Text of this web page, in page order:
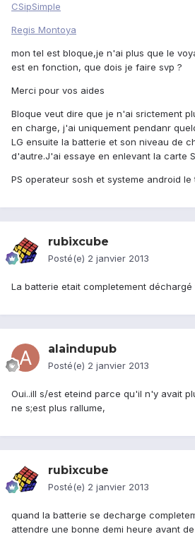
CSipSimple
Regis Montoya
mon tel est bloque,je n'ai plus que le
est en fonction, que dois je faire svp ?
Merci pour vos aides
Bloque veut dire que je n'ai srictement
en charge, j'ai uniquement pendanr
LG ensuite la batterie et son niveau de
d'autre.J'ai essaye en enlevant la carte
PS operateur sosh et systeme android le
rubixcube
Posté(e) 2 janvier 2013
La batterie etait completement déchargé
alaindupub
Posté(e) 2 janvier 2013
Oui..ill s/est eteind parce qu'il n'y avait
ne s;est plus rallume,
rubixcube
Posté(e) 2 janvier 2013
quand la batterie se decharge
attendre une bonne demi heure avant